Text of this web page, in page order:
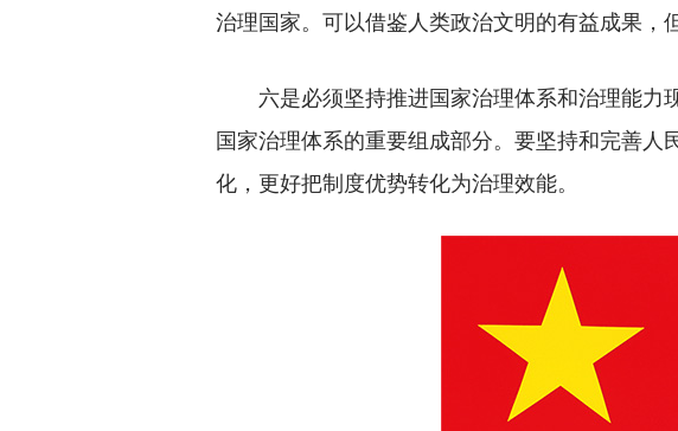
治理国家。可以借鉴人类政治文明的有益成果，
六是必须坚持推进国家治理体系和治理能力
国家治理体系的重要组成部分。要坚持和完善
化，更好把制度优势转化为治理效能。